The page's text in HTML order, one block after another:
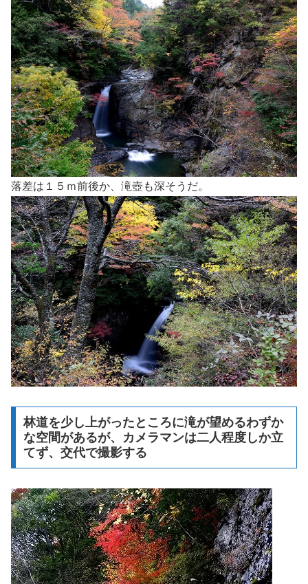
落差は１５ｍ前後か、滝壺も深そうだ。
林道を少し上がったところに滝が望めるわずか
な空間があるが、カメラマンは二人程度しか立
てず、交代で撮影する